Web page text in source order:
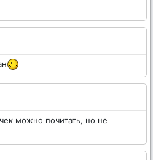
можно почитать, но не